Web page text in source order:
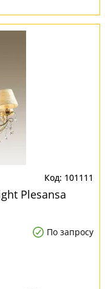
101111
Plesansa
По запросу